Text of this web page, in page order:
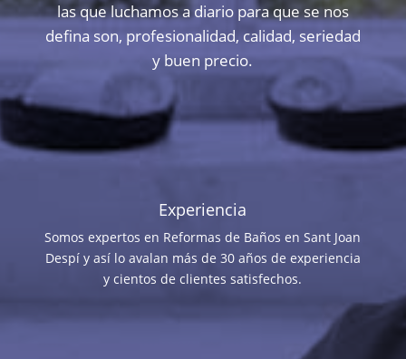
las que luchamos a diario para que se nos
defina son, profesionalidad, calidad, seriedad
y buen precio.
Experiencia
Somos expertos en Reformas de Baños en Sant Joan
Despí y así lo avalan más de 30 años de experiencia
y cientos de clientes satisfechos.